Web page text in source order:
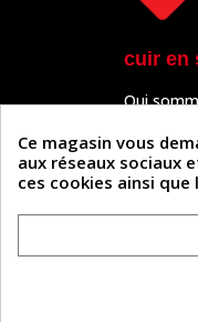
cuir en
Qui
Paiement
Un
Frais de
Ce magasin vous
aux réseaux sociaux
ces cookies ainsi